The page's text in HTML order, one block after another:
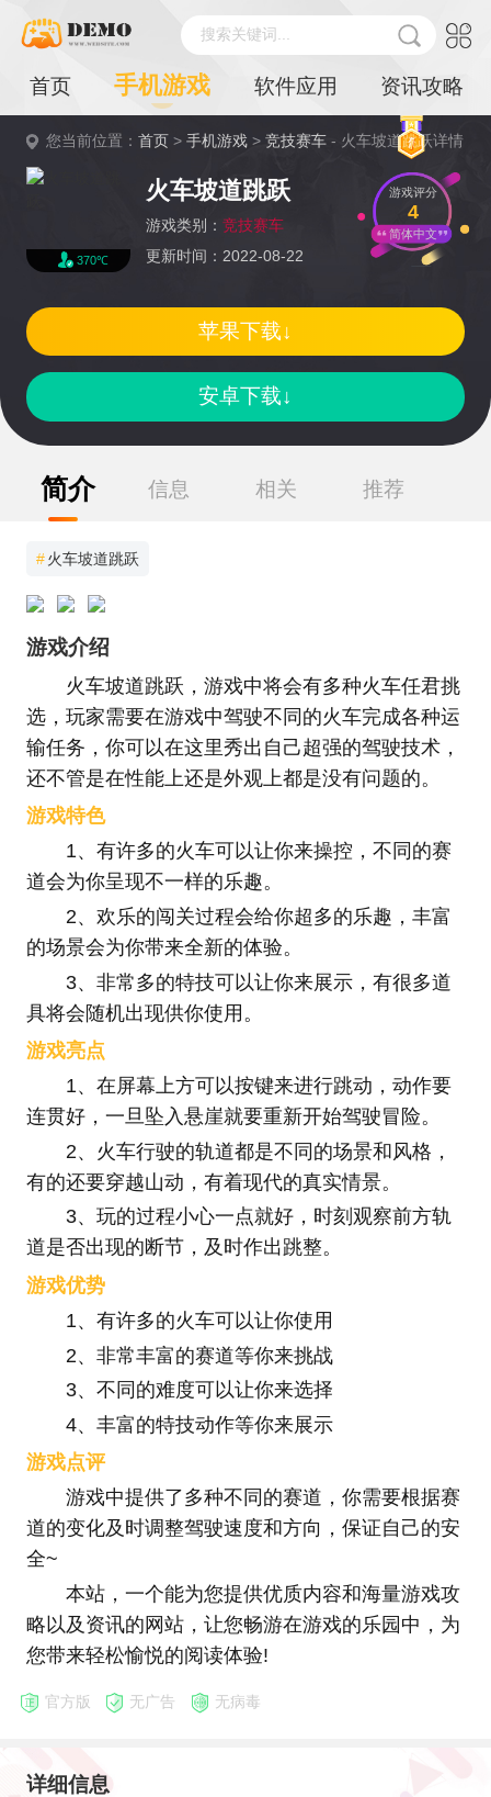
搜索关键词...
首页 手机游戏 软件应用 资讯攻略
您当前位置：首页 >手机游戏 >竞技赛车 - 火车坡道跳跃详情
370℃
火车坡道跳跃
游戏类别： 竞技赛车
更新时间：2022-08-22
游戏评分
4
简体中文
安卓下载↓
苹果下载↓
简介 信息 相关 推荐
#火车坡道跳跃
游戏介绍
火车坡道跳跃，游戏中将会有多种火车任君挑
选，玩家需要在游戏中驾驶不同的火车完成各种运
输任务，你可以在这里秀出自己超强的驾驶技术，
还不管是在性能上还是外观上都是没有问题的。
游戏特色
1、有许多的火车可以让你来操控，不同的赛
道会为你呈现不一样的乐趣。
2、欢乐的闯关过程会给你超多的乐趣，丰富
的场景会为你带来全新的体验。
3、非常多的特技可以让你来展示，有很多道
具将会随机出现供你使用。
游戏亮点
1、在屏幕上方可以按键来进行跳动，动作要
连贯好，一旦坠入悬崖就要重新开始驾驶冒险。
2、火车行驶的轨道都是不同的场景和风格，
有的还要穿越山动，有着现代的真实情景。
3、玩的过程小心一点就好，时刻观察前方轨
道是否出现的断节，及时作出跳整。
游戏优势
1、有许多的火车可以让你使用
2、非常丰富的赛道等你来挑战
3、不同的难度可以让你来选择
4、丰富的特技动作等你来展示
游戏点评
游戏中提供了多种不同的赛道，你需要根据赛
道的变化及时调整驾驶速度和方向，保证自己的安
全~
本站，一个能为您提供优质内容和海量游戏攻
略以及资讯的网站，让您畅游在游戏的乐园中，为
您带来轻松愉悦的阅读体验!
官方版 无广告 无病毒
详细信息